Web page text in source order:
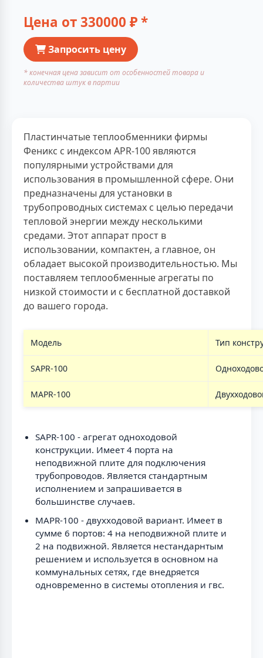
Цена от330000 ₽ *
Запросить цену
* конечная цена зависит от особенностей товара и
количества штук в партии
Пластинчатые теплообменники фирмы
Феникс с индексом APR-100 являются
популярными устройствами для
использования в промышленной сфере. Они
предназначены для установки в
трубопроводных системах с целью передачи
тепловой энергии между несколькими
средами. Этот аппарат прост в
использовании, компактен, а главное, он
обладает высокой производительностью. Мы
поставляем теплообменные агрегаты по
низкой стоимости и с бесплатной доставкой
до вашего города.
Модель Тип
SAPR-100
MAPR-100
SAPR-100 - агрегат одноходовой
конструкции. Имеет 4 порта на
неподвижной плите для подключения
трубопроводов. Является стандартным
исполнением и запрашивается в
большинстве случаев.
MAPR-100 - двухходовой вариант. Имеет в
сумме 6 портов: 4 на неподвижной плите и
2 на подвижной. Является нестандарнтым
решением и используется в основном на
коммунальных сетях, где внедряется
одновременно в системы отопления и гвс.